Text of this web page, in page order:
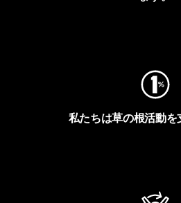
私たちは草の根活動を